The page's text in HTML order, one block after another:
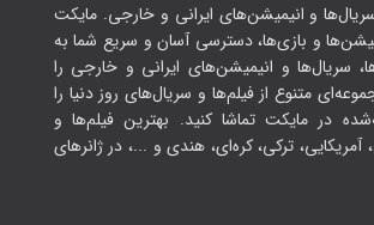
و انیمیشن‌های ایرانی و خارجی. مایکت
و بازی‌ها، دسترسی آسان و سریع شما به
سریال‌ها و انیمیشن‌های ایرانی و خارجی را
متنوع از فیلم‌ها و سریال‌های روز دنیا را
در مایکت تماشا کنید. بهترین فیلم‌ها و
آمریکایی، ترکی، کره‌ای، هندی و ...، در ژانرهای